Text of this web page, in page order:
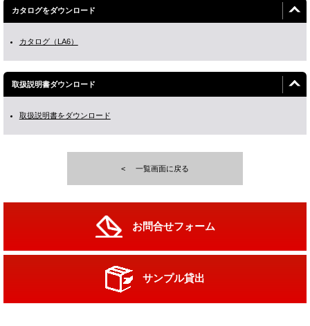
カタログをダウンロード
カタログ（LA6）
取扱説明書ダウンロード
取扱説明書をダウンロード
一覧画面に戻る
お問合せフォーム
サンプル貸出